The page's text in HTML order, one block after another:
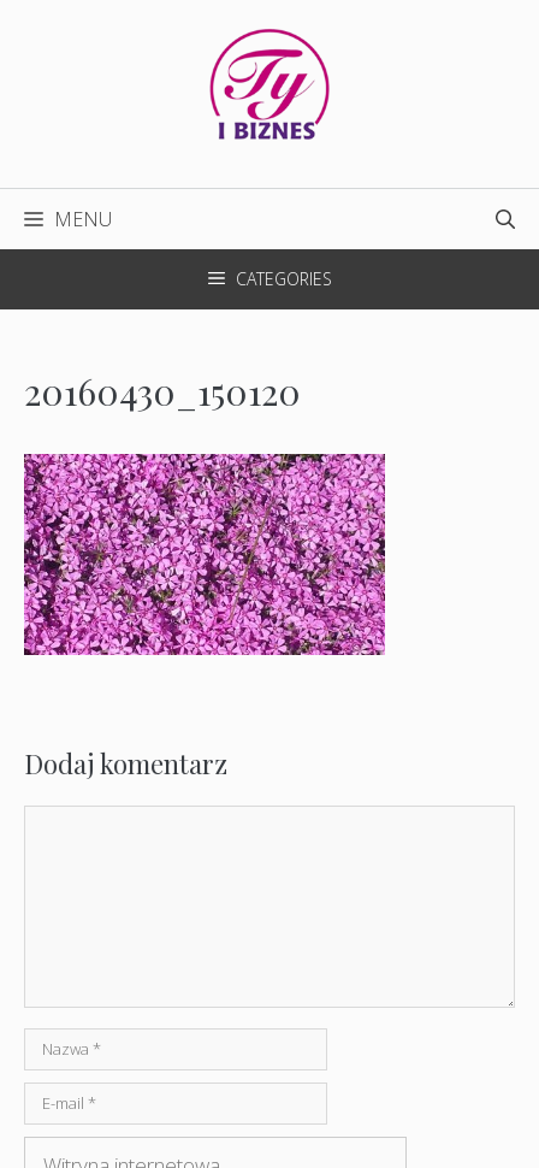
MENU
CATEGORIES
20160430_150120
Dodaj komentarz
Nazwa
mail